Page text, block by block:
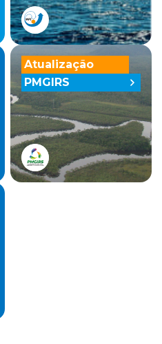
Atualização
PMGIRS